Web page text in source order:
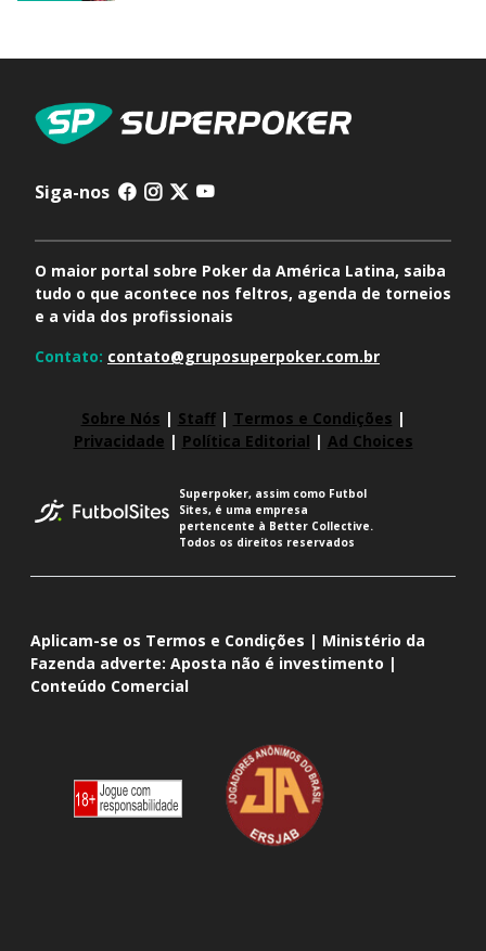
Siga-nos
O maior portal sobre Poker da América Latina, saiba
tudo o que acontece nos feltros, agenda de torneios
e a vida dos profissionais
Contato: contato@gruposuperpoker.com.br
Sobre Nós | Staff| Termos e Condições |
Privacidade | Política Editorial | Ad Choices
Superpoker, assim como Futbol
Sites, é uma empresa
pertencente à Better Collective.
Todos os direitos reservados
Aplicam-se os Termos e Condições | Ministério da
Fazenda adverte: Aposta não é investimento |
Conteúdo Comercial